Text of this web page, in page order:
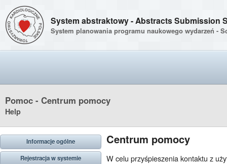
System abstraktowy - Abstracts Submission
System planowania programu naukowego wydarzeń -
Pomoc - Centrum pomocy
Help
Informacje ogólne
Rejestracja w systemie
Centrum pomocy
W celu przyśpieszenia kontaktu z